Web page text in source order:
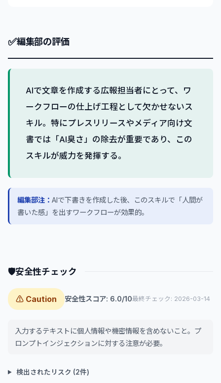
✅編集部の評価
AIで文章を作成する広報担当者にとって、ワ
ークフローの仕上げ工程として欠かせないス
キル。特にプレスリリースやメディア向け文
書では「AI臭さ」の除去が重要であり、この
スキルが威力を発揮する。
編集部注： AIで下書きを作成した後、このスキルで「人間が
書いた感」を出すワークフローが効果的。
🛡安全性チェック
⚠ Caution 安全性スコア: 6.0/10最終チェック: 2026-03-14
入力するテキストに個人情報や機密情報を含めないこと。プ
ロンプトインジェクションに対する注意が必要。
検出されたリスク (2件)